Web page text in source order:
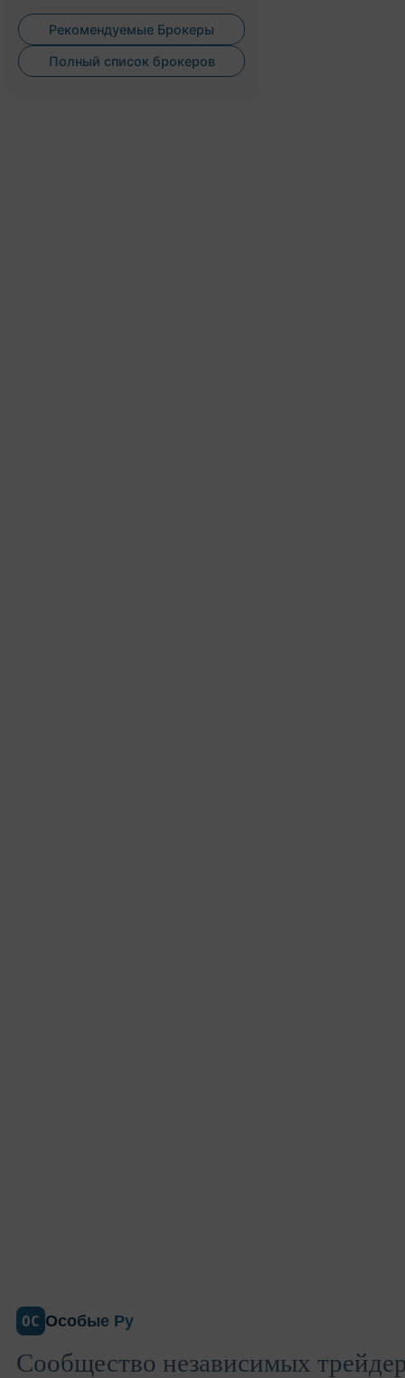
Рекомендуемые Брокеры
Полный список брокеров
ОС Особые Ру
Сообщество независимых